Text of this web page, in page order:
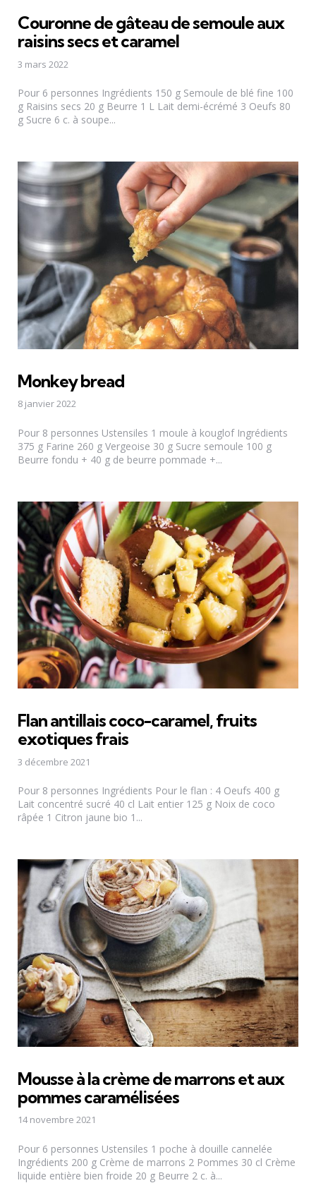
Couronne de gâteau de semoule aux
raisins secs et caramel
3 mars 2022
Pour 6 personnes Ingrédients 150 g Semoule de blé fine 100
g Raisins secs 20 g Beurre 1 L Lait demi-écrémé 3 Oeufs 80
g Sucre 6 c. à soupe...
Monkey bread
8 janvier 2022
Pour 8 personnes Ustensiles 1 moule à kouglof Ingrédients
375 g Farine 260 g Vergeoise 30 g Sucre semoule 100 g
Beurre fondu + 40 g de beurre pommade +...
Flan antillais coco-caramel, fruits
exotiques frais
3 décembre 2021
Pour 8 personnes Ingrédients Pour le flan : 4 Oeufs 400 g
Lait concentré sucré 40 cl Lait entier 125 g Noix de coco
râpée 1 Citron jaune bio 1...
Mousse à la crème de marrons et aux
pommes caramélisées
14 novembre 2021
Pour 6 personnes Ustensiles 1 poche à douille cannelée
Ingrédients 200 g Crème de marrons 2 Pommes 30 cl Crème
liquide entière bien froide 20 g Beurre 2 c. à...